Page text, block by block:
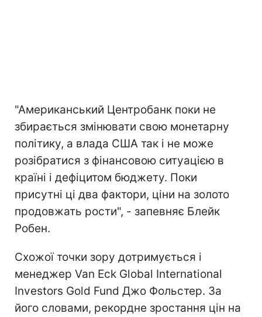
"Американський Центробанк поки не
збирається змінювати свою монетарну
політику, а влада США так і не може
розібратися з фінансовою ситуацією в
країні і дефіцитом бюджету. Поки
присутні ці два фактори, ціни на золото
продовжать рости", - запевняє Блейк
Робен.
Схожої точки зору дотримується і
менеджер Van Eck Global International
Investors Gold Fund Джо Фольстер. За
його словами, рекордне зростання цін на